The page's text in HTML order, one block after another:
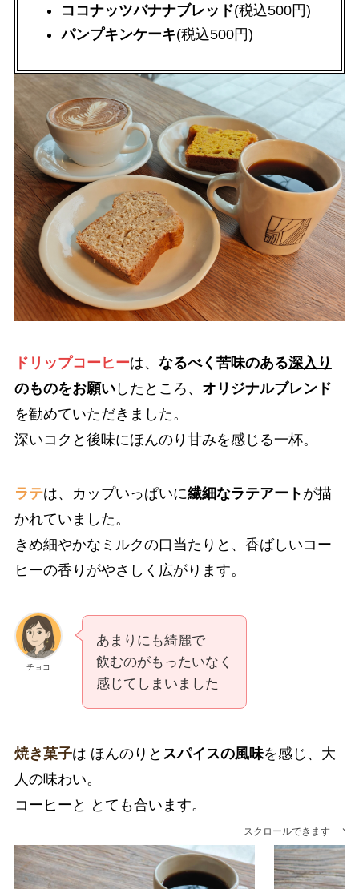
ココナッツバナナブレッド(税込500円)
パンプキンケーキ(税込500円)
ドリップコーヒーは、 なるべく苦味のある深入り
のものをお願いしたところ、 オリジナルブレンド
を勧めていただきました。
深いコクと後味にほんのり甘みを感じる一杯。
ラテは、カップいっぱいに繊細なラテアート が描
かれていました。
きめ細やかなミルクの口当たりと、香ばしいコー
ヒーの香りがやさしく広がります。
チョコ
あまりにも綺麗で
飲むのがもったいなく
感じてしまいました
焼き菓子は ほんのりと スパイスの風味を感じ、大
人の味わい。
コーヒーと とても合います。
スクロールできます